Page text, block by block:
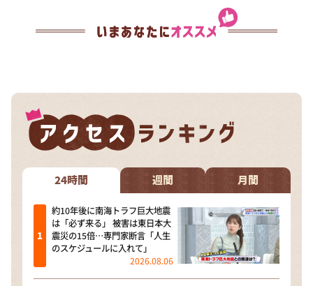
24時間 週間 月間
約10年後に南海トラフ巨大地震
は「必ず来る」 被害は東日本大
震災の15倍…専門家断言「人生
のスケジュールに入れて」
2026.08.06